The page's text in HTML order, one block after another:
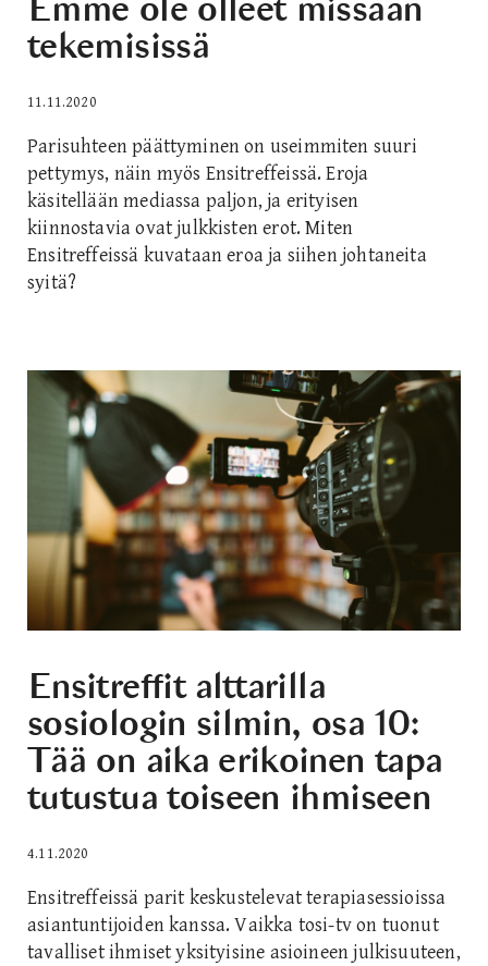
tekemisissä
11.11.2020
Parisuhteen päättyminen on useimmiten suuri
pettymys, näin myös Ensitreffeissä. Eroja
käsitellään mediassa paljon, ja erityisen
kiinnostavia ovat julkkisten erot. Miten
Ensitreffeissä kuvataan eroa ja siihen johtaneita
syitä?
Ensitreffit alttarilla
sosiologin silmin, osa 10:
Tää on aika erikoinen tapa
tutustua toiseen ihmiseen
4.11.2020
Ensitreffeissä parit keskustelevat terapiasessioissa
asiantuntijoiden kanssa. Vaikka tosi-tv on tuonut
tavalliset ihmiset yksityisine asioineen julkisuuteen,